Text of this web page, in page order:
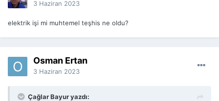
3 Haziran 2023
elektrik işi mi muhtemel teşhis ne oldu?
Osman Ertan
3 Haziran 2023
Çağlar Bayur yazdı: